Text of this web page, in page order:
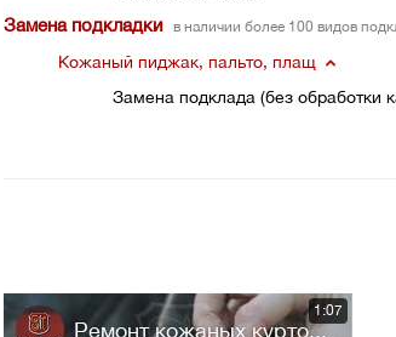
Замена подкладки в наличии более 100 видов
Кожаный пиджак, пальто, плащ
Замена подклада (без обработки
Ремонт кожаных курто...
1:07